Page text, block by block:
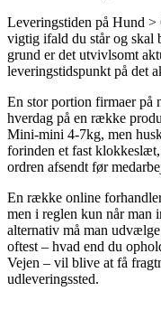
Leveringstiden på Hund >
vigtig ifald du står og skal
grund er det utvivlsomt
leveringstidspunkt på det
En stor portion firmaer på
hverdag på en række
Mini-mini 4-7kg, men
forinden et fast klokkeslæt,
ordren afsendt før
En række online
men i reglen kun når man
alternativ må man
oftest – hvad end du
Vejen – vil blive at få
udleveringssted.